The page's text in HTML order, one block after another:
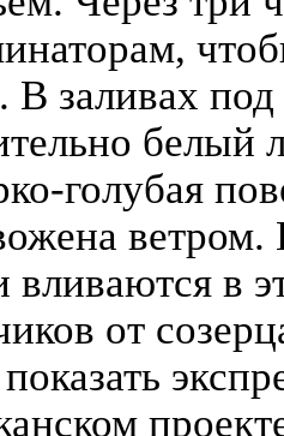
В заливах
белый
голубая
вливаются в
от